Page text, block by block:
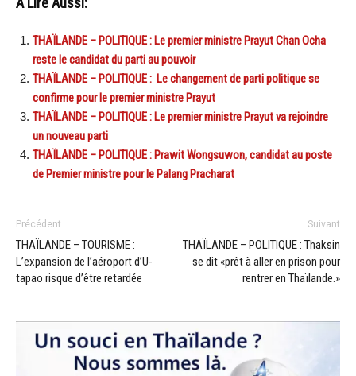
THAÏLANDE – POLITIQUE : Le premier ministre Prayut Chan Ocha
reste le candidat du parti au pouvoir
THAÏLANDE – POLITIQUE : Le changement de parti politique se
confirme pour le premier ministre Prayut
THAÏLANDE – POLITIQUE : Le premier ministre Prayut va rejoindre
un nouveau parti
THAÏLANDE – POLITIQUE : Prawit Wongsuwon, candidat au poste
de Premier ministre pour le Palang Pracharat
Précédent
THAÏLANDE – TOURISME :
L’expansion de l’aéroport d’U-
tapao risque d’être retardée
Suivant
THAÏLANDE – POLITIQUE : Thaksin
se dit «prêt à aller en prison pour
rentrer en Thaïlande.»